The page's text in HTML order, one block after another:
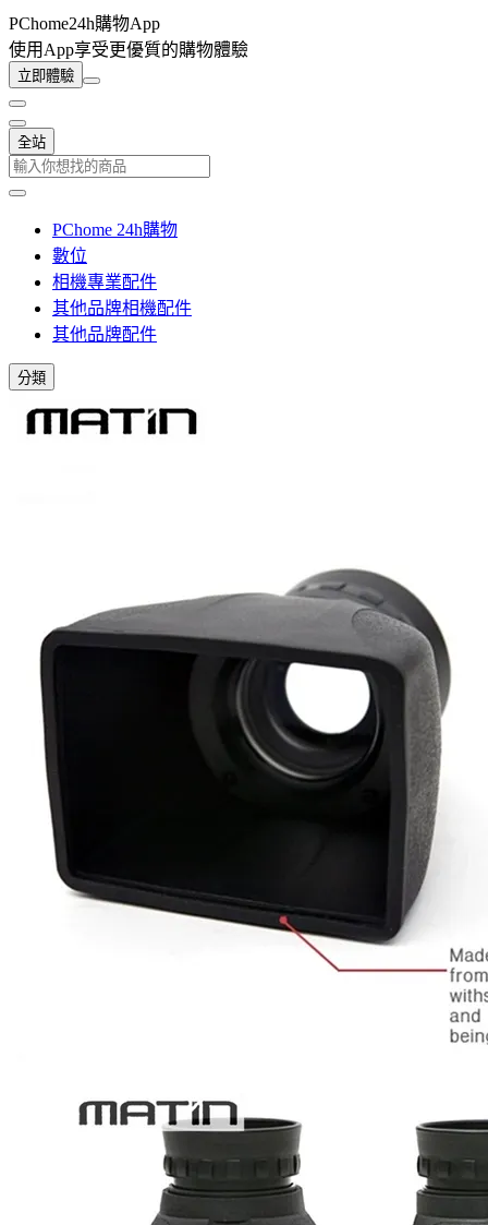
PChome24h購物App
使用App享受更優質的購物體驗
立即體驗
全站
PChome 24h購物
數位
相機專業配件
其他品牌相機配件
其他品牌配件
分類